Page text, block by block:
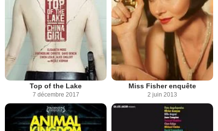
Top of the Lake
7 décembre 2017
Miss Fisher enquête
2 juin 2013